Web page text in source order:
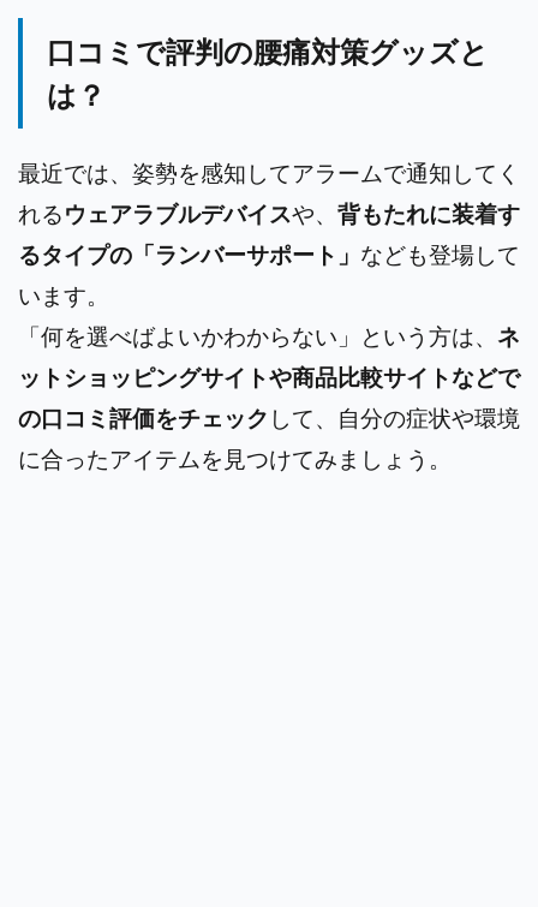
口コミで評判の腰痛対策グッズと
は？
最近では、姿勢を感知してアラームで通知してく
れるウェアラブルデバイスや、 背もたれに装着す
るタイプの「ランバーサポート」 なども登場して
います。
「何を選べばよいかわからない」という方は、 ネ
ットショッピングサイトや商品比較サイトなどで
の口コミ評価をチェック して、自分の症状や環境
に合ったアイテムを見つけてみましょう。